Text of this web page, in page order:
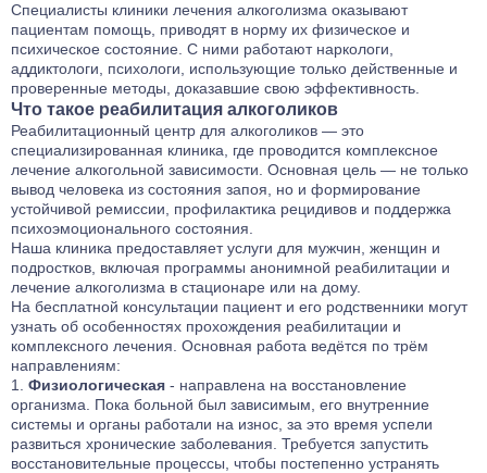
Специалисты клиники лечения алкоголизма оказывают
пациентам помощь, приводят в норму их физическое и
психическое состояние. С ними работают наркологи,
аддиктологи, психологи, использующие только действенные и
проверенные методы, доказавшие свою эффективность.
Что такое реабилитация алкоголиков
Реабилитационный центр для алкоголиков — это
специализированная клиника, где проводится комплексное
лечение алкогольной зависимости. Основная цель — не только
вывод человека из состояния запоя, но и формирование
устойчивой ремиссии, профилактика рецидивов и поддержка
психоэмоционального состояния.
Наша клиника предоставляет услуги для мужчин, женщин и
подростков, включая программы анонимной реабилитации и
лечение алкоголизма в стационаре или на дому.
На бесплатной консультации пациент и его родственники могут
узнать об особенностях прохождения реабилитации и
комплексного лечения. Основная работа ведётся по трём
направлениям:
Физиологическая - направлена на восстановление
организма. Пока больной был зависимым, его внутренние
системы и органы работали на износ, за это время успели
развиться хронические заболевания. Требуется запустить
восстановительные процессы, чтобы постепенно устранять